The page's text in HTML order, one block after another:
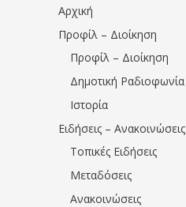
Αρχική
Προφίλ – Διοίκηση
Προφίλ – Διοίκηση
Δημοτική Ραδιοφωνία
Ιστορία
Ειδήσεις – Ανακοινώσεις
Τοπικές Ειδήσεις
Μεταδόσεις
Ανακοινώσεις